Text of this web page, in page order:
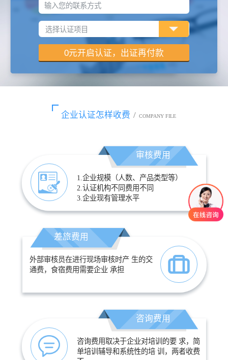
输入您的联系方式
企业认证怎样收费 / COMPANY FILE
审核费用
1.企业规模（人数、产品类型等）
2.认证机构不同费用不同
3.企业现有管理水平
差旅费用
外部审核员在进行现场审核时产 生的交
通费，食宿费用需要企业 承担
咨询费用
咨询费用取决于企业对培训的要 求，简
单培训辅导和系统性的培 训，两者收费